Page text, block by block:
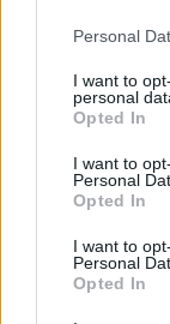
Personal
I want to
personal
Opted In
I want to
Personal
Opted In
I want to
Personal
Opted In
06/08/2026
Εργάτης
ΤΑΥΡΟΣ |
Πλήρης